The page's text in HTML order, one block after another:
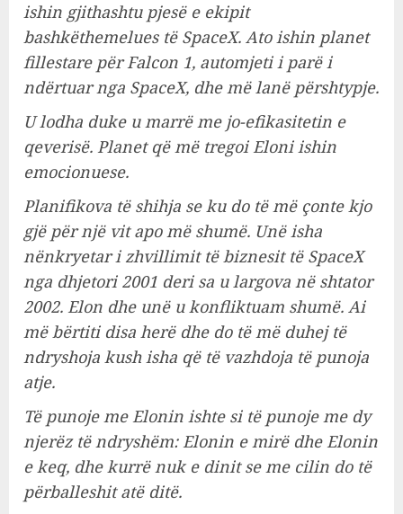
ishin gjithashtu pjesë e ekipit
bashkëthemelues të SpaceX. Ato ishin planet
fillestare për Falcon 1, automjeti i parë i
ndërtuar nga SpaceX, dhe më lanë përshtypje.
U lodha duke u marrë me jo-efikasitetin e
qeverisë. Planet që më tregoi Eloni ishin
emocionuese.
Planifikova të shihja se ku do të më çonte kjo
gjë për një vit apo më shumë. Unë isha
nënkryetar i zhvillimit të biznesit të SpaceX
nga dhjetori 2001 deri sa u largova në shtator
2002. Elon dhe unë u konfliktuam shumë. Ai
më bërtiti disa herë dhe do të më duhej të
ndryshoja kush isha që të vazhdoja të punoja
atje.
Të punoje me Elonin ishte si të punoje me dy
njerëz të ndryshëm: Elonin e mirë dhe Elonin
e keq, dhe kurrë nuk e dinit se me cilin do të
përballeshit atë ditë.